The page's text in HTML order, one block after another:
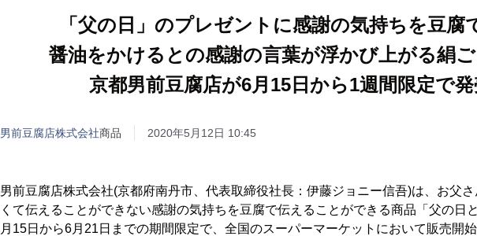
「父の日」のプレゼントに感謝の気持ちを豆
醤油をかけるとの感謝の言葉が浮かび上がる絹
京都男前豆腐店が6月15日から1週間限定で発
男前豆腐店株式会社商品 2020年5月12日 10:45
男前豆腐店株式会社(京都府南丹市、代表取締役社長：伊藤ジョニー信吾)は、お父
くて伝えることができない感謝の気持ちを豆腐で伝えることができる商品「父の日
月15日から6月21日までの期間限定で、全国のスーパーマーケットにおいて販売開始